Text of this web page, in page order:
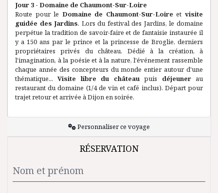
Jour 3 - Domaine de Chaumont-Sur-Loire
Route pour le Domaine de Chaumont-Sur-Loire etvisite
guidée des Jardins. Lors du festival des Jardins, le domaine
perpétue la tradition de savoir-faire et de fantaisie instaurée il
y a 150 ans par le prince et la princesse de Broglie, derniers
propriétaires privés du château. Dédié à la création, à
l'imagination, à la poésie et à la nature, l'événement rassemble
chaque année des concepteurs du monde entier autour d'une
thématique...Visite libre du châteaupuis déjeunerau
restaurant du domaine (1/4 de vin et café inclus). Départ pour
trajet retour et arrivée à Dijon en soirée.
Personnaliser ce voyage
RÉSERVATION